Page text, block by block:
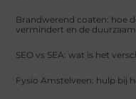
Brandwerend coaten: hoe
vermindert en de
SEO vs SEA: wat is het
Fysio Amstelveen: hulp bij